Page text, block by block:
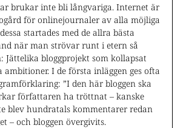
brukar inte bli långvariga. Internet är
för onlinejournaler av alla möjliga
startades med de allra bästa
när man strövar runt i etern så
Jättelika bloggprojekt som kollapsat
ambitioner. I de första inläggen ges ofta
”I den här bloggen ska
författaren ha tröttnat – kanske
blev hundratals kommentarer redan
– och bloggen övergivits.